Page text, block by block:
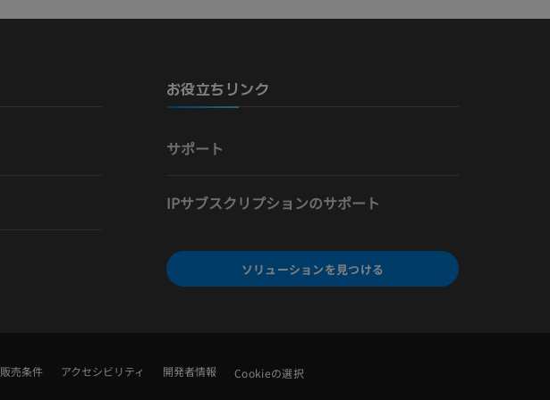
お役立ちリンク
サポート
IPサブスクリプションのサポート
ソリューションを見つける
販売条件 アクセシビリティ 開発者情報 Cookieの選択